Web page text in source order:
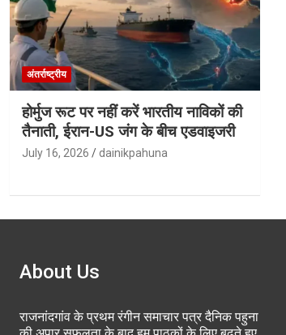
अंतर्राष्ट्रीय
होर्मुज रूट पर नहीं करें भारतीय नाविकों की
तैनाती, ईरान-US जंग के बीच एडवाइजरी
July 16, 2026 dainikpahuna
About Us
राजनांदगांव के प्रथम रंगीन समाचार पत्र दैनिक पहुना